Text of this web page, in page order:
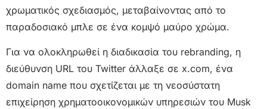
χρωματικός σχεδιασμός, μεταβαίνοντας από το
παραδοσιακό μπλε σε ένα κομψό μαύρο χρώμα.
Για να ολοκληρωθεί η διαδικασία του rebranding, η
διεύθυνση URL του Twitter άλλαξε σε x.com, ένα
domain name που σχετίζεται με τη νεοσύστατη
επιχείρηση χρηματοοικονομικών υπηρεσιών του Musk